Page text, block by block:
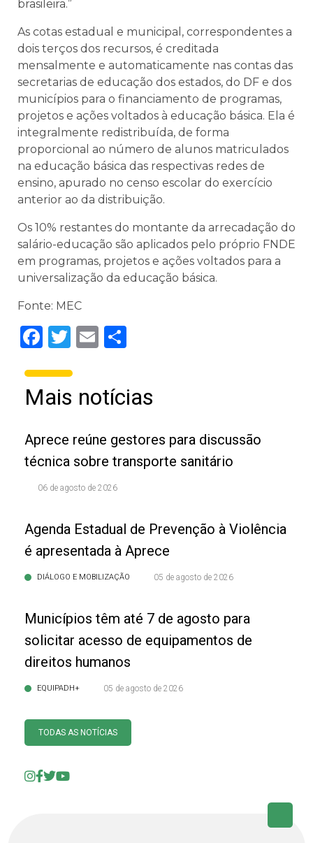
brasileira.”
As cotas estadual e municipal, correspondentes a
dois terços dos recursos, é creditada
mensalmente e automaticamente nas contas das
secretarias de educação dos estados, do DF e dos
municípios para o financiamento de programas,
projetos e ações voltados à educação básica. Ela é
integralmente redistribuída, de forma
proporcional ao número de alunos matriculados
na educação básica das respectivas redes de
ensino, apurado no censo escolar do exercício
anterior ao da distribuição.
Os 10% restantes do montante da arrecadação do
salário-educação são aplicados pelo próprio FNDE
em programas, projetos e ações voltados para a
universalização da educação básica.
Fonte: MEC
Facebook
Twitter
Email
Mais notícias
Aprece reúne gestores para discussão
técnica sobre transporte sanitário
06 de agosto de 2026
Agenda Estadual de Prevenção à Violência
é apresentada à Aprece
DIÁLOGO E MOBILIZAÇÃO 05 de agosto de 2026
Municípios têm até 7 de agosto para
solicitar acesso de equipamentos de
direitos humanos
EQUIPADH+ 05 de agosto de 2026
TODAS AS NOTÍCIAS